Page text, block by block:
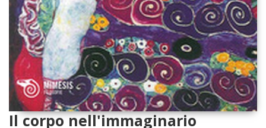
Il corpo nell'immaginario